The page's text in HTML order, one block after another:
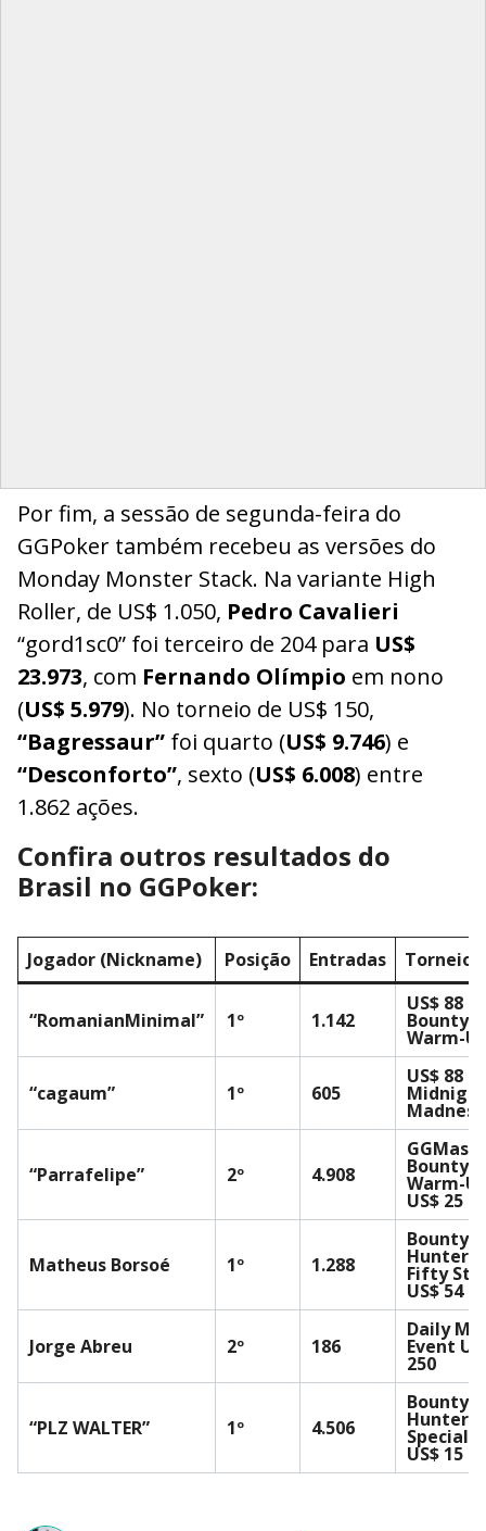
Por fim, a sessão de segunda-feira do
GGPoker também recebeu as versões do
Monday Monster Stack. Na variante High
Roller, de US$ 1.050, Pedro Cavalieri
“gord1sc0” foi terceiro de 204 para US$
23.973, com Fernando Olímpio em nono
(US$ 5.979). No torneio de US$ 150,
“Bagressaur” foi quarto (US$ 9.746) e
“Desconforto”, sexto (US$ 6.008) entre
1.862 ações.
Confira outros resultados do
Brasil no GGPoker:
Jogador (Nickname) Posição Entradas Torneio
“RomanianMinimal” 1º 1.142
US$ 88
Bounty
Warm-
“cagaum” 1º 605
US$ 88
Midnight
Madness
“Parrafelipe” 2º 4.908 Bounty
Warm-
US$ 25
Matheus Borsoé 1º 1.288
Bounty
Hunters
Fifty
US$ 54
Jorge Abreu 2º 186
Daily
Event
250
“PLZ WALTER” 1º 4.506
Bounty
Hunters
Special
US$ 15